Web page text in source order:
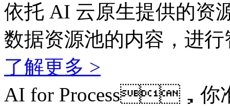
依托 AI 云原生提供的资源
数据资源池的内容，
了解更多 >
AI for Process，你